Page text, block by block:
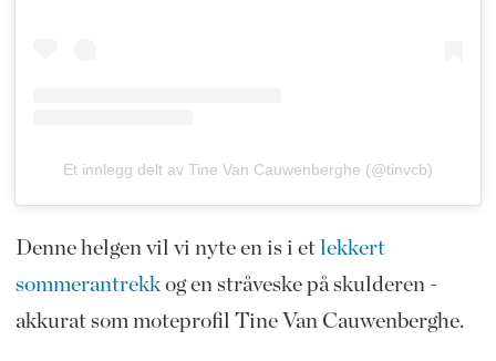
Et innlegg delt av Tine Van Cauwenberghe (@tinvcb)
Denne helgen vil vi nyte en is i et lekkert
sommerantrekkog en stråveske på skulderen -
akkurat som moteprofil Tine Van Cauwenberghe.